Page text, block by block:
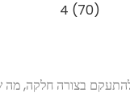
להתעקם בצורה חלקה,